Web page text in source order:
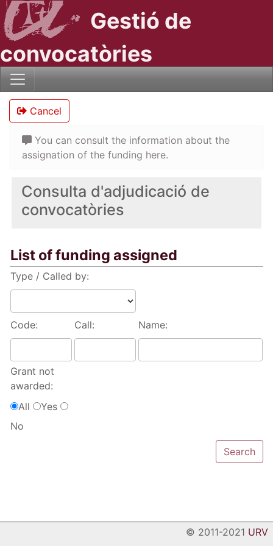
Gestió de
convocatòries
Consulta d'adjudicació de
convocatòries
List of funding assigned
Type / Called by:
Code: Call: Name:
Grant not
awarded:
All
Yes
No
Cancel
You can consult the information about the
assignation of the funding here.
© 2011-2021 URV